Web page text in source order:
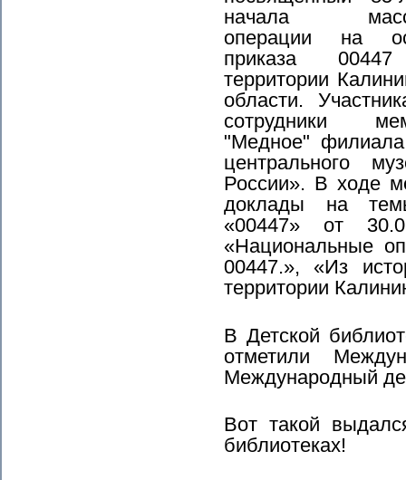
начала
операции на
приказа
территории
области.
сотрудники
"Медное" филиала
центрального
России». В ходе
доклады на
«00447» от
«Национальные
00447.», «Из
территории
В Детской
отметили
Международный
Вот такой
библиотеках!